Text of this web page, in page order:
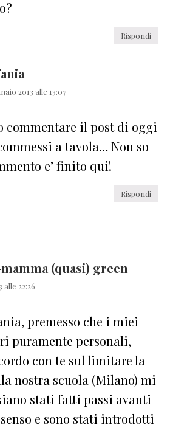
Rispondi
2013 alle 13:07
commentare il post di oggi
a tavola… Non so
e’ finito qui!
Rispondi
(quasi) green
alle 22:26
premesso che i miei
puramente personali,
con te sul limitare la
nostra scuola (Milano) mi
stati fatti passi avanti
e sono stati introdotti